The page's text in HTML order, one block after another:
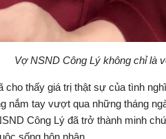
Vợ NSND Công Lý không chỉ là
cho thấy giá trị thật sự của tình
nắm tay vượt qua những tháng
Công Lý đã trở thành minh
sống hôn nhân.